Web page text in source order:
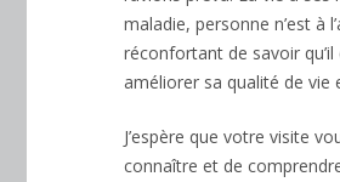
maladie, personne n’est à
réconfortant de savoir
améliorer sa qualité de
J’espère que votre visite
connaître et de